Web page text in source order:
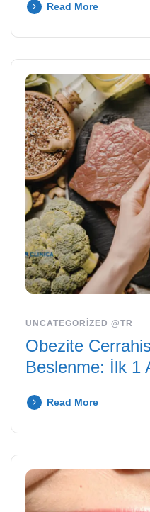
Read More
UNCATEGORIZED @TR
Obezite
Beslenme: İlk 1
Read More